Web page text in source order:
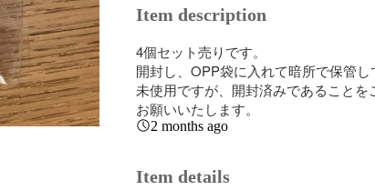
Item description
4個セット売りです。
開封し、OPP袋に入れて暗所で保管し
未使用ですが、開封済みであること
お願いいたします。
2 months ago
Item details